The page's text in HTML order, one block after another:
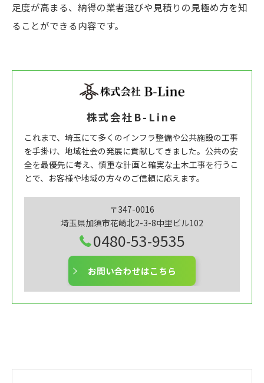
足度が高まる、納得の業者選びや見積りの見極め方を知
ることができる内容です。
株式会社B-Line
これまで、埼玉にて多くのインフラ整備や公共施設の工事
を手掛け、地域社会の発展に貢献してきました。公共の安
全を最優先に考え、慎重な計画と確実な土木工事を行うこ
とで、お客様や地域の方々のご信頼に応えます。
〒347-0016
埼玉県加須市花崎北2-3-8中里ビル102
0480-53-9535
お問い合わせはこちら